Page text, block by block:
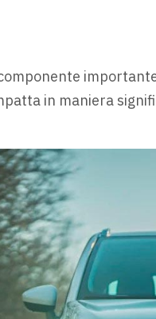
in maniera